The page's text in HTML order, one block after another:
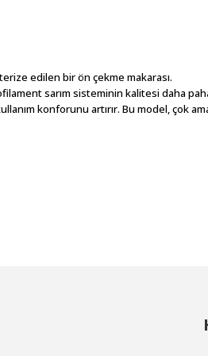
edilen bir ön çekme makarası.
sarım sisteminin kalitesi daha
konforunu artırır. Bu model, çok